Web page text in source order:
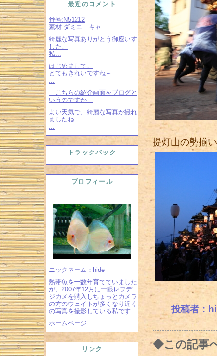
最近のコメント
番号:N51212
素材:ダミエ キャ...
綺麗な写真ありがとう御座いす
した。
私...
はじめまして。
とてもきれいですね～
...
こちらの紹介画面をブログと
いうのですか...
よい天気で、綺麗な写真が撮れ
ましたね
...
トラックバック
プロフィール
ニックネーム：hide
熱帯魚を十数年育てていました
が、2007年12月に一眼レフデ
ジカメを購入しちょっとカメラ
の方のウェイトが多くなり近く
の写真を撮影している私です
ホームページ
リンク
提灯山の勢揃い
投稿者：
◆この記事